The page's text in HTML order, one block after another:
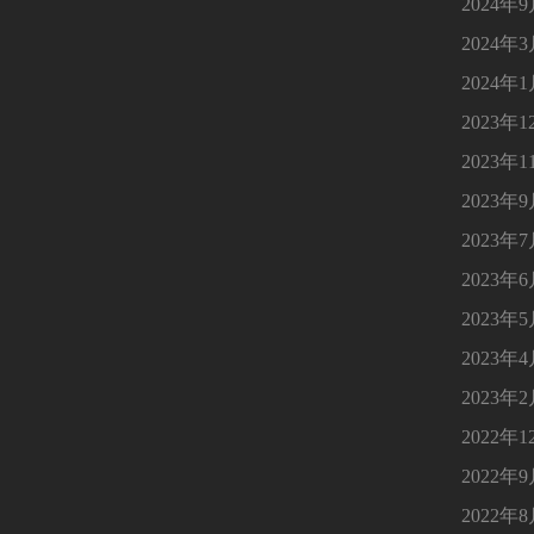
2024年3
2024年1
2023年
2023年
2023年9
2023年7
2023年6
2023年5
2023年4
2023年2
2022年
2022年9
2022年8